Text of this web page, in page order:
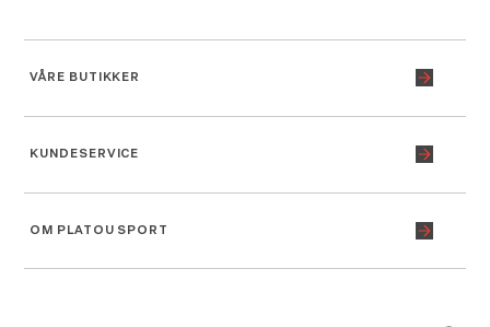
VÅRE BUTIKKER
KUNDESERVICE
OM PLATOU SPORT